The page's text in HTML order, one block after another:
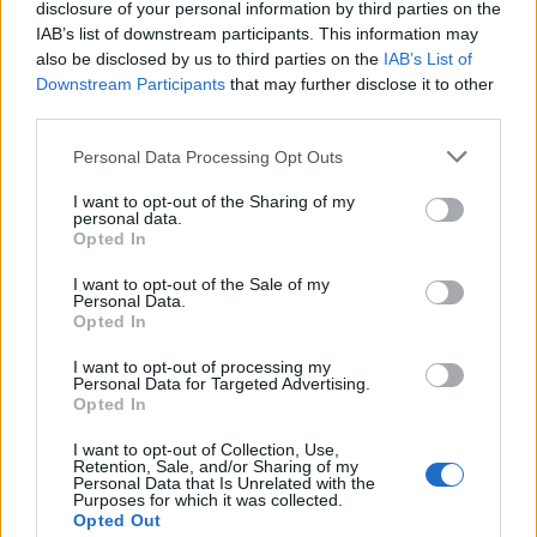
disclosure of your personal information by third parties on the
IAB’s list of downstream participants. This information may
also be disclosed by us to third parties on the IAB’s List of
Downstream Participants that may further disclose it to other
Personal Data Processing Opt Outs
I want to opt-out of the Sharing of my
personal data.
Opted In
I want to opt-out of the Sale of my
Personal Data.
Opted In
I want to opt-out of processing my
Personal Data for Targeted Advertising.
Opted In
I want to opt-out of Collection, Use,
Retention, Sale, and/or Sharing of my
Personal Data that Is Unrelated with the
Purposes for which it was collected.
Opted Out
31 Μαΐου 2025
Mεγάλη διάκριση για
το ΤΕΦΑΑ ΑΠΘ:
Πρώτοι σε άνδρες και
τουρνουά βόλεϊ στη